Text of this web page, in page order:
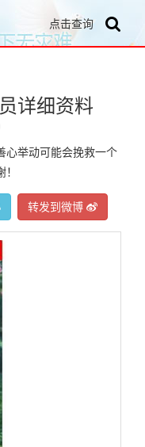
点击查询
详细资料
心举动可能会挽救一个
转发到微博